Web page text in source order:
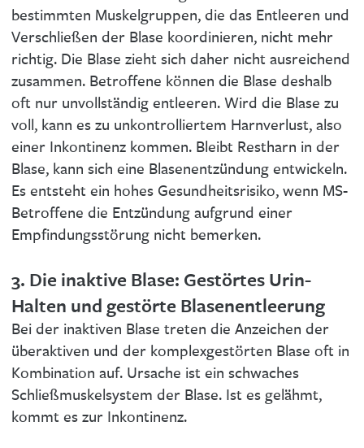
bestimmten Muskelgruppen, die das Entleeren und
Verschließen der Blase koordinieren, nicht mehr
richtig. Die Blase zieht sich daher nicht ausreichend
zusammen. Betroffene können die Blase deshalb
oft nur unvollständig entleeren. Wird die Blase zu
voll, kann es zu unkontrolliertem Harnverlust, also
einer Inkontinenz kommen. Bleibt Restharn in der
Blase, kann sich eine Blasenentzündung entwickeln.
Es entsteht ein hohes Gesundheitsrisiko, wenn MS-
Betroffene die Entzündung aufgrund einer
Empfindungsstörung nicht bemerken.
3. Die inaktive Blase: Gestörtes Urin-
Halten und gestörte Blasenentleerung
Bei der inaktiven Blase treten die Anzeichen der
überaktiven und der komplexgestörten Blase oft in
Kombination auf. Ursache ist ein schwaches
Schließmuskelsystem der Blase. Ist es gelähmt,
kommt es zur Inkontinenz.